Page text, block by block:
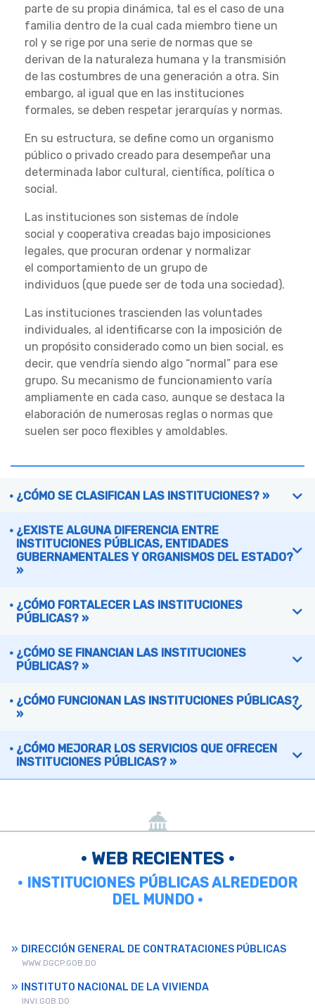
parte de su propia dinámica, tal es el caso de una
familia dentro de la cual cada miembro tiene un
rol y se rige por una serie de normas que se
derivan de la naturaleza humana y la transmisión
de las costumbres de una generación a otra. Sin
embargo, al igual que en las instituciones
formales, se deben respetar jerarquías y normas.
En su estructura, se define como un organismo
público o privado creado para desempeñar una
determinada labor cultural, científica, política o
social.
Las instituciones son sistemas de índole
social y cooperativa creadas bajo imposiciones
legales, que procuran ordenar y normalizar
el comportamiento de un grupo de
individuos (que puede ser de toda una sociedad).
Las instituciones trascienden las voluntades
individuales, al identificarse con la imposición de
un propósito considerado como un bien social, es
decir, que vendría siendo algo “normal” para ese
grupo. Su mecanismo de funcionamiento varía
ampliamente en cada caso, aunque se destaca la
elaboración de numerosas reglas o normas que
suelen ser poco flexibles y amoldables.
¿CÓMO SE CLASIFICAN LAS INSTITUCIONES? »
¿EXISTE ALGUNA DIFERENCIA ENTRE
INSTITUCIONES PÚBLICAS, ENTIDADES
GUBERNAMENTALES Y ORGANISMOS DEL ESTADO?
»
¿CÓMO FORTALECER LAS INSTITUCIONES
PÚBLICAS? »
¿CÓMO SE FINANCIAN LAS INSTITUCIONES
PÚBLICAS? »
¿CÓMO FUNCIONAN LAS INSTITUCIONES PÚBLICAS?
»
¿CÓMO MEJORAR LOS SERVICIOS QUE OFRECEN
INSTITUCIONES PÚBLICAS? »
• WEB RECIENTES •
• INSTITUCIONES PÚBLICAS ALREDEDOR
DEL MUNDO •
DIRECCIÓN GENERAL DE CONTRATACIONES PÚBLICAS
WWW.DGCP.GOB.DO
INSTITUTO NACIONAL DE LA VIVIENDA
INVI.GOB.DO